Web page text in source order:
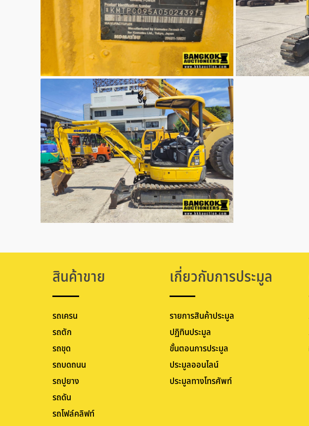
สินค้าขาย
รถเครน
รถตัก
รถขุด
รถบดถนน
รถปูยาง
รถดัน
รถโฟล์คลิฟท์
เกี่ยวกับการประมูล
รายการสินค้าประมูล
ปฏิทินประมูล
ขั้นตอนการประมูล
ประมูลออนไลน์
ประมูลทางโทรศัพท์